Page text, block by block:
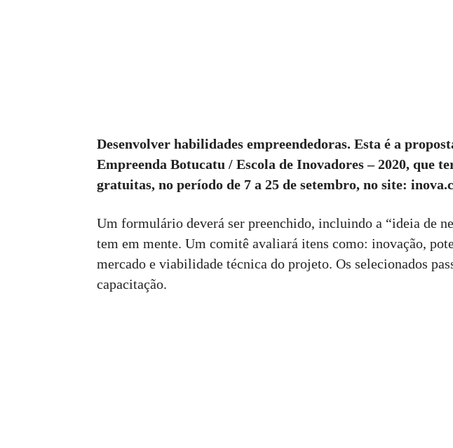
Desenvolver habilidades empreendedoras. Esta é a
Empreenda Botucatu / Escola de Inovadores – 2020, que
gratuitas, no período de 7 a 25 de setembro, no site:
Um formulário deverá ser preenchido, incluindo a “ideia de
tem em mente. Um comitê avaliará itens como: inovação,
mercado e viabilidade técnica do projeto. Os selecionados
capacitação.